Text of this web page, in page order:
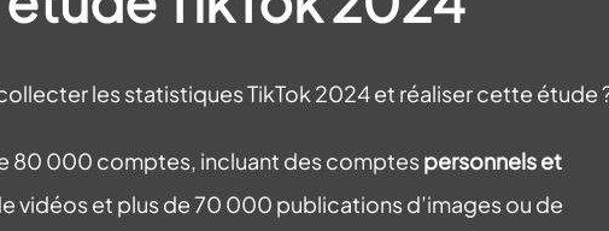
les statistiques TikTok 2024 et réaliser cette étude
80 000 comptes, incluant des comptespersonnels et
vidéos et plus de 70 000 publications d’images ou de